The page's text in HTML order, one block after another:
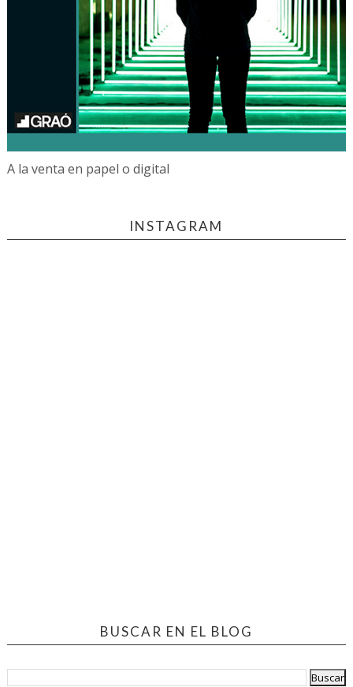
A la venta en papel o digital
INSTAGRAM
BUSCAR EN EL BLOG